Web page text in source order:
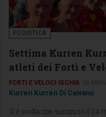
PODISTICA
Settima Kurren
atleti dei Forti e
FORTI E VELOCI ISCHIA
Kurren Kurren Di Caivano
Si è svolta con successo il 24